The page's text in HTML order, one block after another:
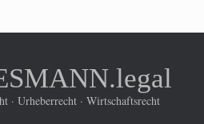
· Urheberrecht · Wirtschaftsrecht